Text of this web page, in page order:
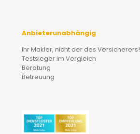
Anbieterunabhängig
Ihr Makler, nicht der des Versicherers!
Testsieger im Vergleich
Beratung
Betreuung